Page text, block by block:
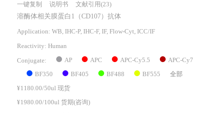
一键复制 说明书 文献引用(23)
溶酶体相关膜蛋白1（CD107）抗体
Application: WB, IHC-P, IHC-F, IF, Flow-Cyt, ICC/IF
Reactivity: Human
Conjugate: AP APC APC-Cy5.5 APC-Cy7
BF350 BF405 BF488 BF555 全部
¥1180.00/50ul 现货
¥1980.00/100ul 货期(咨询)